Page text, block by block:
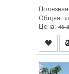
Общая
Цена: 48